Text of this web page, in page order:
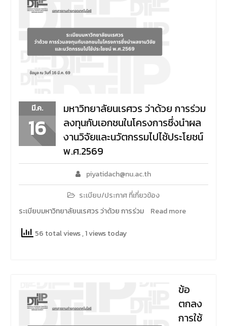
มี.ค.
16
มหาวิทยาลัยนเรศวร ว่าด้วย การร่วม
ลงทุนกับเอกชนในโครงการซึ่งนำผล
งานวิจัยและนวัตกรรมไปไช้ประโยชน์
พ.ศ.2569
piyatidach@nu.ac.th
ระเบียบ/ประกาศ ที่เกี่ยวข้อง
ระเบียบมหาวิทยาลัยนเรศวร ว่าด้วย การร่วม
Read more
56 total views, 1 views today
ข้อ
ตกลง
การใช้